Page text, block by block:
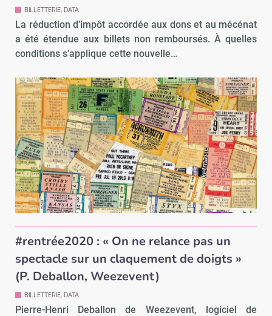
BILLETTERIE, DATA
La réduction d’impôt accordée aux dons et au mécénat
a été étendue aux billets non remboursés. À quelles
conditions s’applique cette nouvelle…
#rentrée2020 : « On ne relance pas un
spectacle sur un claquement de doigts »
(P. Deballon, Weezevent)
BILLETTERIE, DATA
Pierre-Henri Deballon de Weezevent, logiciel de